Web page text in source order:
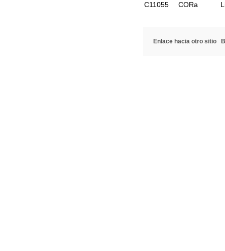
C11055
CORa
Enlace hacia otro sitio